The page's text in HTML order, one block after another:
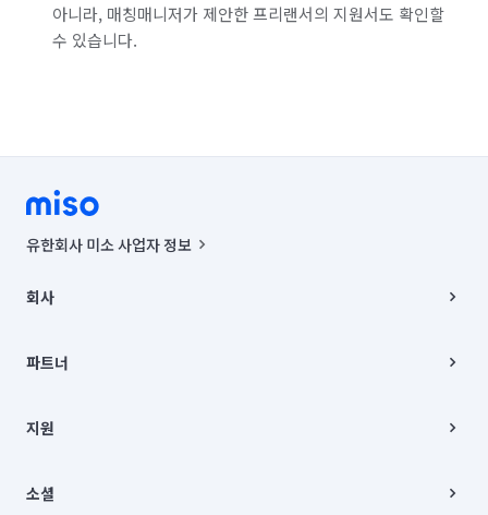
아니라, 매칭매니저가 제안한 프리랜서의 지원서도 확인할
수 있습니다.
유한회사 미소 사업자 정보
00019 |
주소 | 본사: 서울특별시 종로구 율곡로 6(중학동, 트윈트리빌딩) B동 5층
컨택센터 : 서울특별시 종로구 수송동 율곡로 24, 7층, 8층 미소
상품, 상품정보, 거래에 관한 의무와 책임은 거래당사자에게 있습니다.
언론 보도 관련 문의:
© 유한회사 미소. Miso, Inc. All Rights Reserved.
회사
채용
파트너
이사
지원
이용약관
소셜